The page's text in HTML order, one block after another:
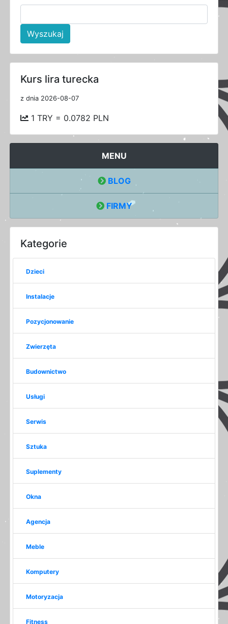
Wyszukaj
Kurs lira turecka
z dnia 2026-08-07
1 TRY = 0.0782 PLN
MENU
BLOG
FIRMY
Kategorie
Dzieci
Instalacje
Pozycjonowanie
Zwierzęta
Budownictwo
Usługi
Serwis
Sztuka
Suplementy
Okna
Agencja
Meble
Komputery
Motoryzacja
Fitness